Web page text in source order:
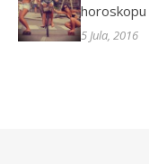
horoskopu
5 Jula, 2016